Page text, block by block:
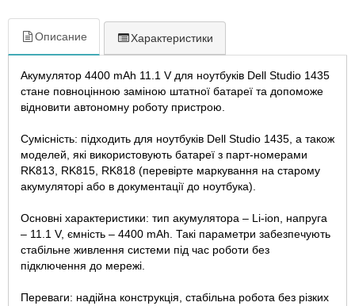
Описание Характеристики
Акумулятор 4400 mAh 11.1 V для ноутбуків Dell Studio 1435
стане повноцінною заміною штатної батареї та допоможе
відновити автономну роботу пристрою.
Сумісність: підходить для ноутбуків Dell Studio 1435, а також
моделей, які використовують батареї з парт-номерами
RK813, RK815, RK818 (перевірте маркування на старому
акумуляторі або в документації до ноутбука).
Основні характеристики: тип акумулятора – Li-ion, напруга
– 11.1 V, ємність – 4400 mAh. Такі параметри забезпечують
стабільне живлення системи під час роботи без
підключення до мережі.
Переваги: надійна конструкція, стабільна робота без різких